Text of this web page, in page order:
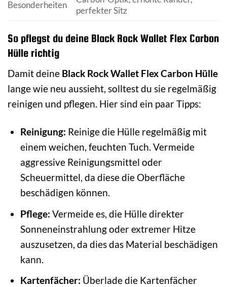
Besonderheiten
perfekter Sitz
So pflegst du deine Black Rock Wallet Flex Carbon
Hülle richtig
Damit deine Black Rock Wallet Flex Carbon Hülle
lange wie neu aussieht, solltest du sie regelmäßig
reinigen und pflegen. Hier sind ein paar Tipps:
Reinigung: Reinige die Hülle regelmäßig mit
einem weichen, feuchten Tuch. Vermeide
aggressive Reinigungsmittel oder
Scheuermittel, da diese die Oberfläche
beschädigen können.
Pflege: Vermeide es, die Hülle direkter
Sonneneinstrahlung oder extremer Hitze
auszusetzen, da dies das Material beschädigen
kann.
Kartenfächer: Überlade die Kartenfächer